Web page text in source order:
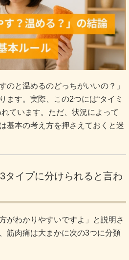
のと温めるのどっちがいいの？」
ます。実際、この2つには“タイミ
ています。ただ、状況によって
基本の考え方を押さえておくと迷
タイプに分けられると言わ
がわかりやすいですよ」と説明さ
筋肉痛は大まかに次の3つに分類